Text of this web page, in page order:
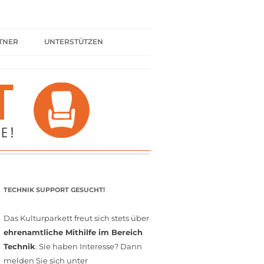
UNTERSTÜTZEN
SPENDEN
FÖRDERMITGLIED WERDEN
MITGLIEDSCHAFT
TECHNIK SUPPORT GESUCHT!
Das Kulturparkett freut sich stets über
ehrenamtliche Mithilfe im Bereich
Technik. Sie haben Interesse? Dann
melden Sie sich unter